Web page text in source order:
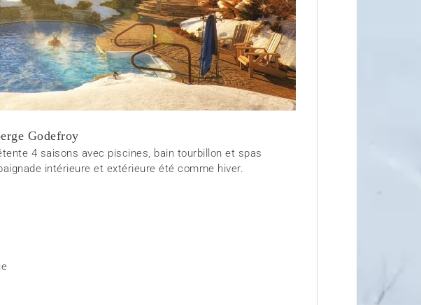
Godefroy
4 saisons avec piscines, bain tourbillon et spas
intérieure et extérieure été comme hiver.